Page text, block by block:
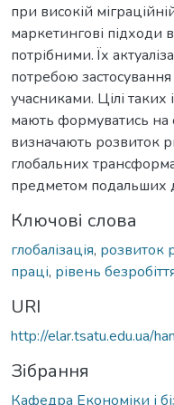
при високій
маркетингові підходи
потрібними. Їх
потребою
учасниками. Цілі таких
мають формуватись на
визначають розвиток
глобальних
предметом подальших
Ключові слова
глобалізація, розвиток
праці, рівень
URI
http://elar.tsatu.edu.ua/
Зібрання
Кафедра Економіки і